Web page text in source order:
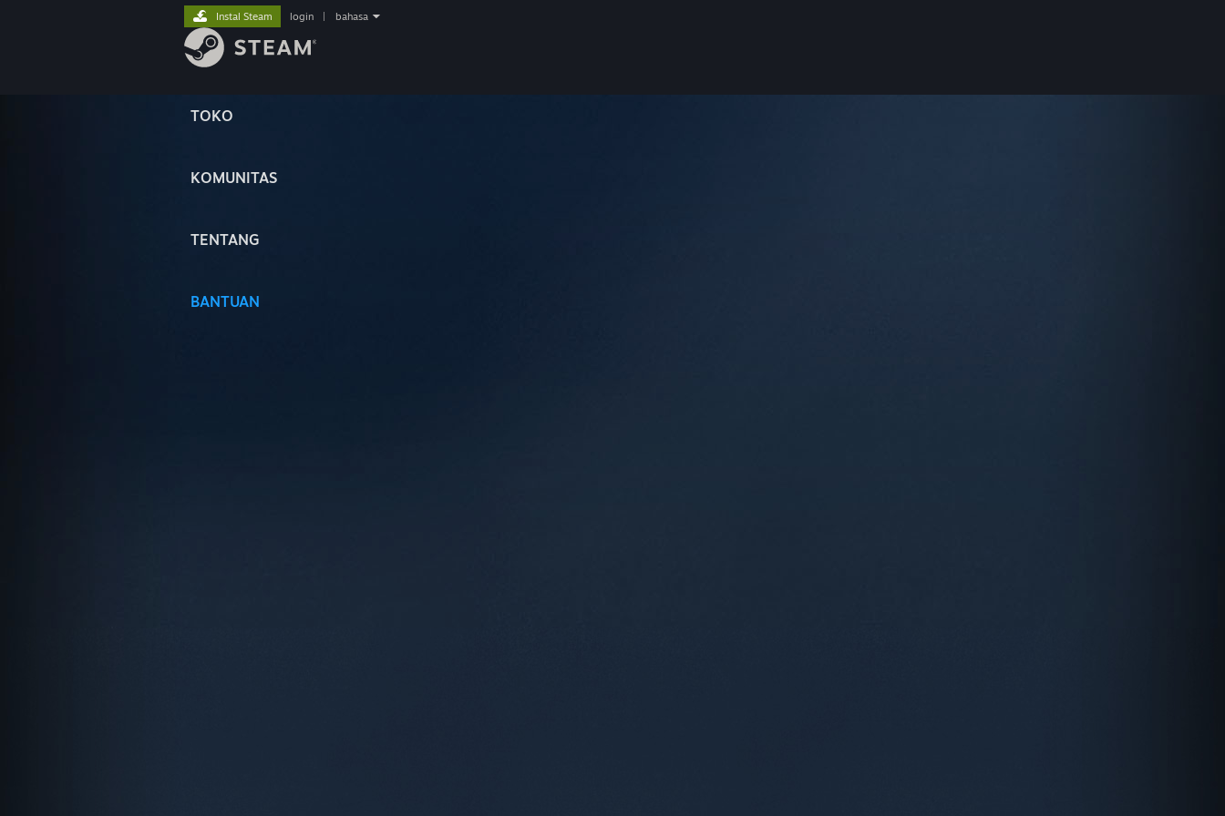
TOKO
KOMUNITAS
TENTANG
BANTUAN
Instal Steam login bahasa